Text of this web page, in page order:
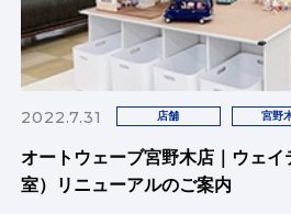
2022.7.31 店舗 宮野
オートウェーブ宮野木店｜ウェ
室）リニューアルのご案内